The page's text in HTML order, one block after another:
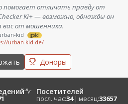
помогает отличать правду от
KI+ — возможно, однажды он
вас от мошенника.
kid gold
urban-kid.de/
Доноры
Посетителей
посл. час:34 | месяц:33657